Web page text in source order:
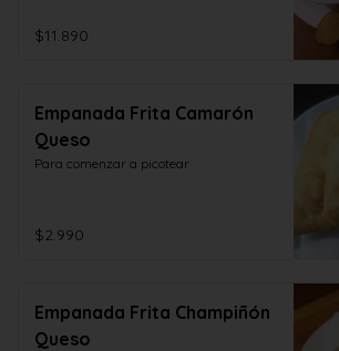
$11.890
Empanada Frita Camarón
Queso
Para comenzar a picotear
$2.990
Empanada Frita Champiñón
Queso